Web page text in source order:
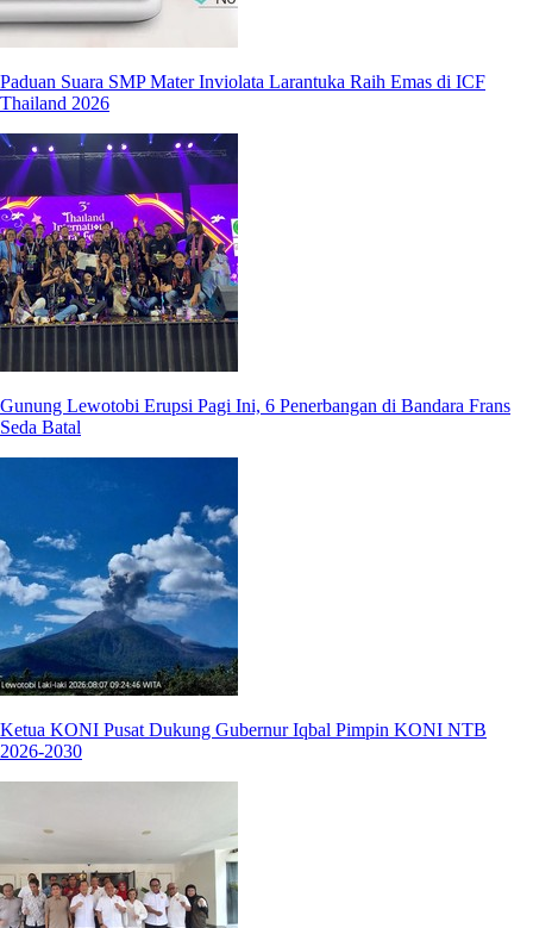
Paduan Suara SMP Mater Inviolata Larantuka Raih Emas di ICF
Thailand 2026
Gunung Lewotobi Erupsi Pagi Ini, 6 Penerbangan di Bandara Frans
Seda Batal
Ketua KONI Pusat Dukung Gubernur Iqbal Pimpin KONI NTB
2026-2030